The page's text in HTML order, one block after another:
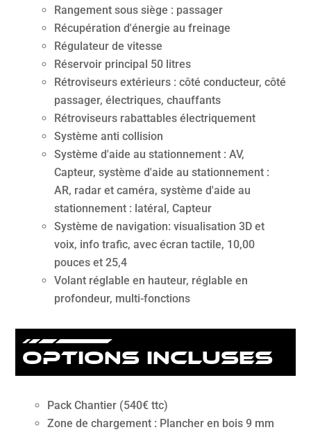
Rangement sous siège : passager
Récupération d'énergie au freinage
Régulateur de vitesse
Réservoir principal 50 litres
Rétroviseurs extérieurs : côté conducteur, côté
passager, électriques, chauffants
Rétroviseurs rabattables électriquement
Système anti collision
Système d'aide au stationnement : AV,
Capteur, système d'aide au stationnement :
AR, radar et caméra, système d'aide au
stationnement : latéral, Capteur
Système de navigation: visualisation 3D et
voix, info trafic, avec écran tactile, 10,00
pouces et 25,4
Volant réglable en hauteur, réglable en
profondeur, multi-fonctions
options incluses
Pack Chantier (540€ ttc)
Zone de chargement : Plancher en bois 9 mm